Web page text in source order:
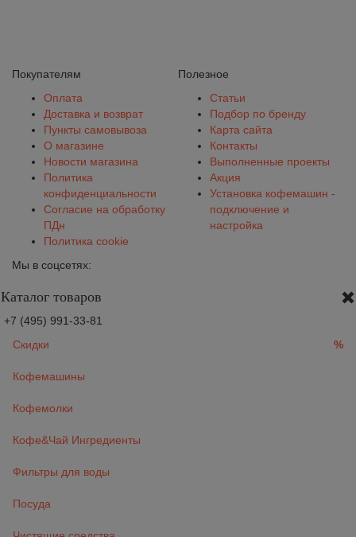
Покупателям
Оплата
Доставка и возврат
Пункты самовывоза
О магазине
Новости магазина
Политика
конфиденциальности
Согласие на обработку
ПДн
Политика cookie
Полезное
Статьи
Подбор по бренду
Карта сайта
Контакты
Выполненные проекты
Акция
Установка кофемашин -
подключение и
настройка
Мы в соцсетях:
Каталог товаров
+7 (495) 991-33-81
Скидки
%
Кофемашины
Кофемолки
Кофе&Чай Ингредиенты
Фильтры для воды
Посуда